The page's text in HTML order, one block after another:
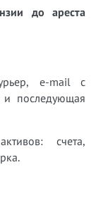
до ареста
e-mail с
и последующая
счета,